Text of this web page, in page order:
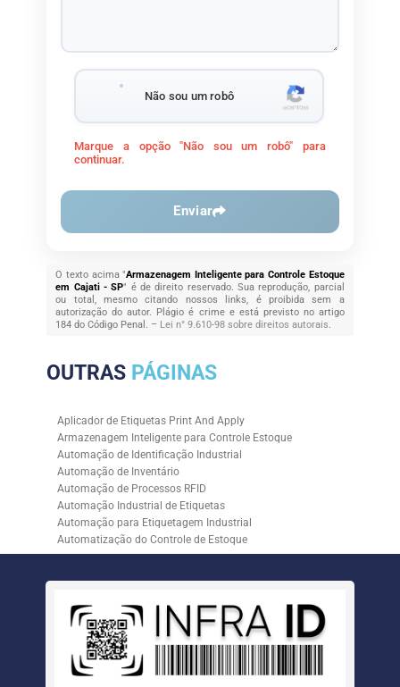
Não sou um robô
Marque a opção "Não sou um robô" para
continuar.
Enviar
O texto acima "Armazenagem Inteligente para Controle Estoque
em Cajati - SP" é de direito reservado. Sua reprodução, parcial
ou total, mesmo citando nossos links, é proibida sem a
autorização do autor. Plágio é crime e está previsto no artigo
184 do Código Penal. – Lei n° 9.610-98 sobre direitos autorais.
OUTRAS PÁGINAS
Aplicador de Etiquetas Print And Apply
Armazenagem Inteligente para Controle Estoque
Automação de Identificação Industrial
Automação de Inventário
Automação de Processos RFID
Automação Industrial de Etiquetas
Automação para Etiquetagem Industrial
Automatização do Controle de Estoque
Controle de Estoque com RFID
Empresa de Automação para Processos Logísticos
Empresa de Rastreabilidade Industrial
Empresa de Soluções para Etiquetagem
Empresa Especializada em Inventário de Estoque
Etiqueta RFID para Controle de Estoque